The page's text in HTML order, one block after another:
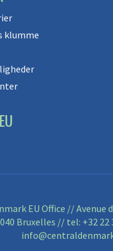
klumme
EU Office // Avenue
Bruxelles // tel: +32 22